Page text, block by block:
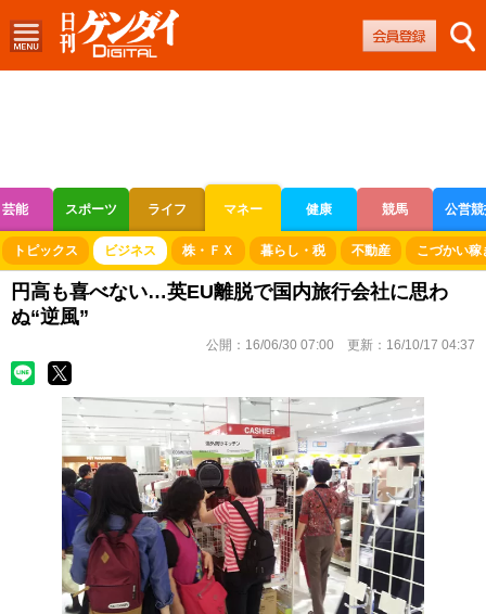
芸能 スポーツ ライフ マネー 健康 競馬 公営
ボートレース 競輪 オートレース
トピックス ビジネス 株・ＦＸ 暮らし・税 不動産 こづかい稼
円高も喜べない…英EU離脱で国内旅行会社に思わ
ぬ“逆風”
公開： 16/06/30 07:00 更新： 16/10/17 04:37